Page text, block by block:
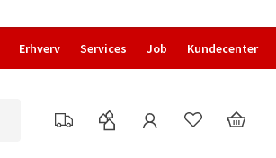
Erhverv Services Job Kundecenter